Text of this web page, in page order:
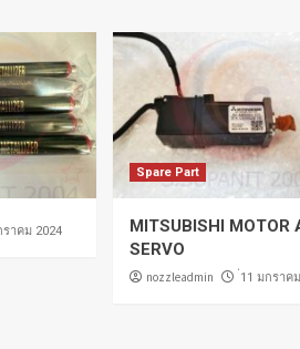
ราคม 2024
Spare Part
MITSUBISHI MOTOR
SERVO
nozzleadmin 11 มกราค